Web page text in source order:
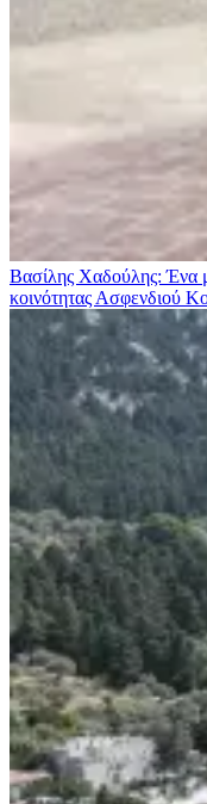
Βασίλης Χαδούλης: Ένα
κοινότητας Ασφενδιού